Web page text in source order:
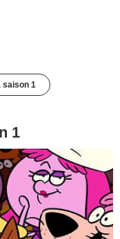
saison 1
1